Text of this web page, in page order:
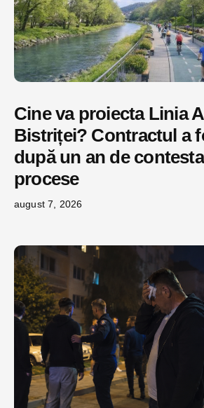
Cine va proiecta Linia
Bistriței? Contractul a
după un an de
procese
august 7, 2026